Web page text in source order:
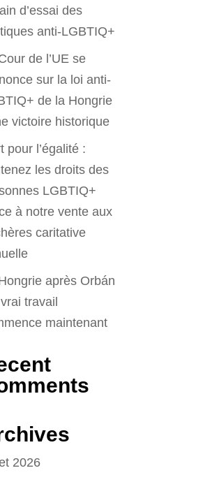
d’essai des
anti-LGBTIQ+
de l’UE se
sur la loi anti-
de la Hongrie
victoire historique
pour l’égalité :
les droits des
LGBTIQ+
à notre vente aux
caritative
après Orbán
travail
maintenant
2026